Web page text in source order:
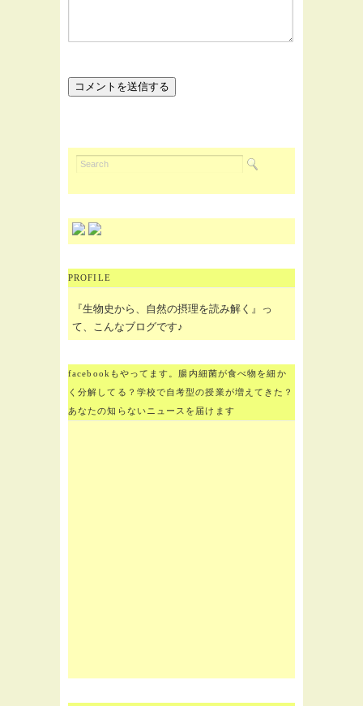
PROFILE
『生物史から、自然の摂理を読み解く』っ
て、こんなブログです♪
facebookもやってます。腸内細菌が食べ物を細か
く分解してる？学校で自考型の授業が増えてきた？
あなたの知らないニュースを届けます